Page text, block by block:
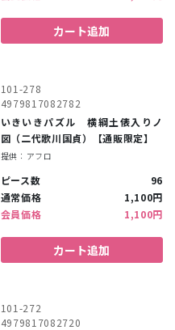
カート追加
101-278
4979817082782
いきいきパズル 横綱土俵入りノ
図（二代歌川国貞）【通販限定】
提供：アフロ
ピース数
96
通常価格
1,100円
会員価格
1,100円
カート追加
101-272
4979817082720